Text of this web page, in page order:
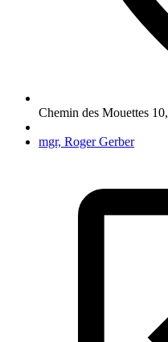
Chemin des Mouettes 10,
mgr, Roger Gerber